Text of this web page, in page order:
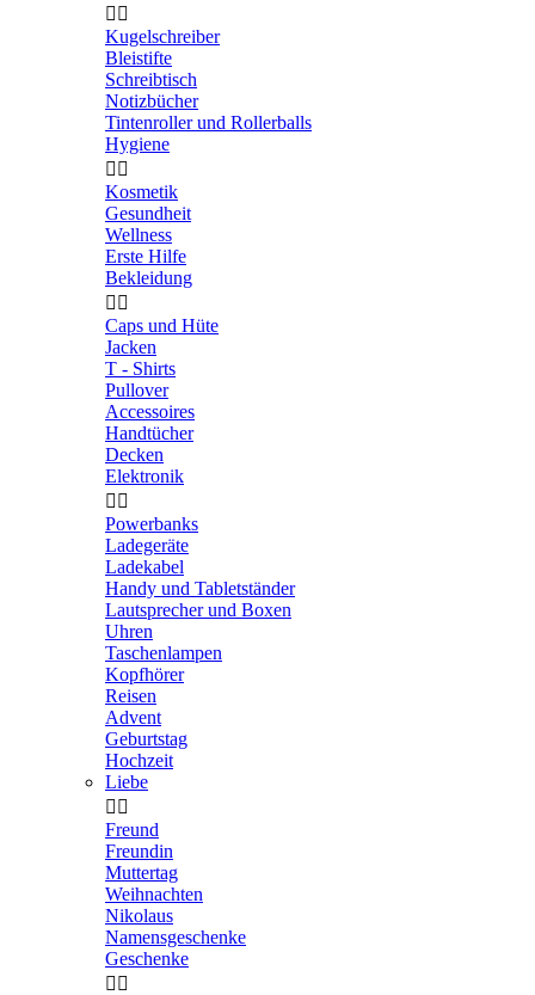
 
Kugelschreiber
Bleistifte
Schreibtisch
Notizbücher
Tintenroller und Rollerballs
Hygiene
 
Kosmetik
Gesundheit
Wellness
Erste Hilfe
Bekleidung
 
Caps und Hüte
Jacken
T - Shirts
Pullover
Accessoires
Handtücher
Decken
Elektronik
 
Powerbanks
Ladegeräte
Ladekabel
Handy und Tabletständer
Lautsprecher und Boxen
Uhren
Taschenlampen
Kopfhörer
Reisen
Advent
Geburtstag
Hochzeit
Liebe
 
Freund
Freundin
Muttertag
Weihnachten
Nikolaus
Namensgeschenke
Geschenke
 